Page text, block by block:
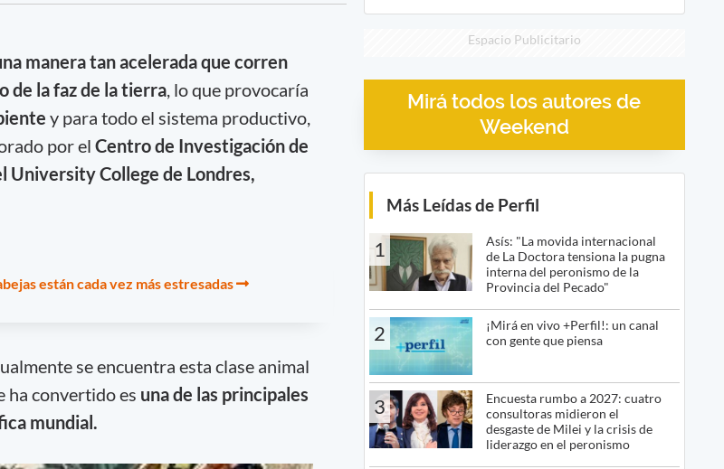
manera tan acelerada que corren
de la faz de la tierra, lo que provocaría
y para todo el sistema productivo,
por el Centro de Investigación de
University College de Londres,
están cada vez más estresadas
se encuentra esta clase animal
ha convertido es una de las principales
mundial.
Espacio Publicitario
Mirá todos los autores de
Weekend
Más Leídas de Perfil
1
Asís: "La movida internacional
de La Doctora tensiona la pugna
interna del peronismo de la
Provincia del Pecado"
2
¡Mirá en vivo +Perfil!: un canal
con gente que piensa
3
Encuesta rumbo a 2027: cuatro
consultoras midieron el
desgaste de Milei y la crisis de
liderazgo en el peronismo